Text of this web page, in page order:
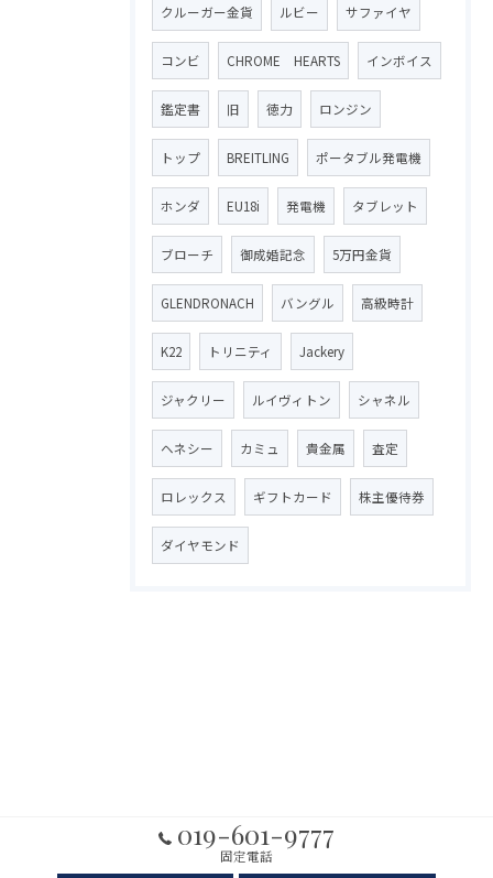
クルーガー金貨 ルビー サファイヤ
コンビ CHROME HEARTS インボイス
鑑定書 旧 徳力 ロンジン
トップ BREITLING ポータブル発電機
ホンダ EU18i 発電機 タブレット
ブローチ 御成婚記念 5万円金貨
GLENDRONACH バングル 高級時計
K22 トリニティ Jackery
ジャクリー ルイヴィトン シャネル
ヘネシー カミュ 貴金属 査定
ロレックス ギフトカード 株主優待券
ダイヤモンド
019-601-9777
固定電話